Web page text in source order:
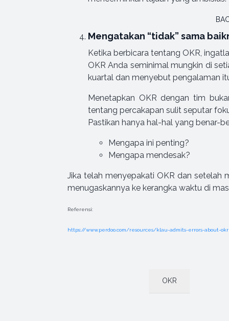
Mengatakan “tidak” sama
Ketika berbicara tentang OKR,
OKR Anda seminimal mungkin di
kuartal dan menyebut pengalaman
Menetapkan OKR dengan tim
tentang percakapan sulit seputar
Pastikan hanya hal-hal yang benar-
Mengapa ini penting?
Mengapa mendesak?
Jika telah menyepakati OKR dan setelah
menugaskannya ke kerangka waktu di
Referensi:
https://www.perdoo.com/resources/klau-admits-errors-about-okr
OKR